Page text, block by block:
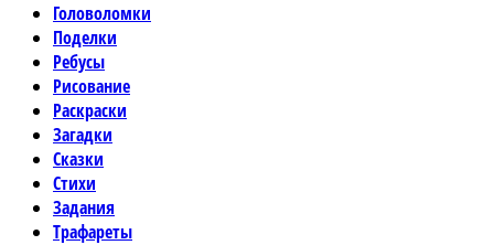
Головоломки
Поделки
Ребусы
Рисование
Раскраски
Загадки
Сказки
Стихи
Задания
Трафареты